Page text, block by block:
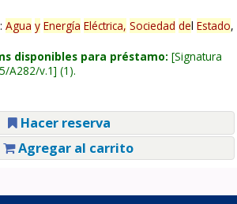
Agua y Energía Eléctrica, Sociedad del Estado,
disponibles para préstamo: Signatura
A282/v.1 (1).
Hacer reserva
Agregar al carrito